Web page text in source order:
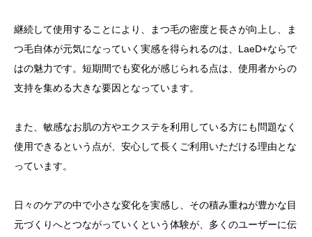
継続して使用することにより、まつ毛の密度と長さが向上し、ま
つ毛自体が元気になっていく実感を得られるのは、LaeD+ならで
はの魅力です。短期間でも変化が感じられる点は、使用者からの
支持を集める大きな要因となっています。
また、敏感なお肌の方やエクステを利用している方にも問題なく
使用できるという点が、安心して長くご利用いただける理由とな
っています。
日々のケアの中で小さな変化を実感し、その積み重ねが豊かな目
元づくりへとつながっていくという体験が、多くのユーザーに伝